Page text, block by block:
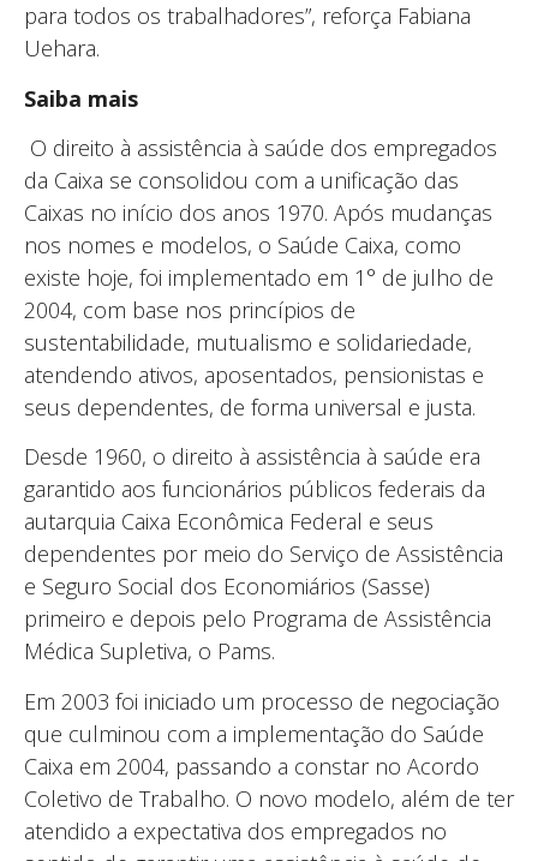
para todos os trabalhadores”, reforça Fabiana
Uehara.
Saiba mais
O direito à assistência à saúde dos empregados
da Caixa se consolidou com a unificação das
Caixas no início dos anos 1970. Após mudanças
nos nomes e modelos, o Saúde Caixa, como
existe hoje, foi implementado em 1° de julho de
2004, com base nos princípios de
sustentabilidade, mutualismo e solidariedade,
atendendo ativos, aposentados, pensionistas e
seus dependentes, de forma universal e justa.
Desde 1960, o direito à assistência à saúde era
garantido aos funcionários públicos federais da
autarquia Caixa Econômica Federal e seus
dependentes por meio do Serviço de Assistência
e Seguro Social dos Economiários (Sasse)
primeiro e depois pelo Programa de Assistência
Médica Supletiva, o Pams.
Em 2003 foi iniciado um processo de negociação
que culminou com a implementação do Saúde
Caixa em 2004, passando a constar no Acordo
Coletivo de Trabalho. O novo modelo, além de ter
atendido a expectativa dos empregados no